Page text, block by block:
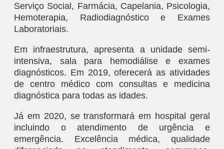
Serviço Social, Farmácia, Capelania, Psicologia,
Hemoterapia, Radiodiagnóstico e Exames
Laboratoriais.
Em infraestrutura, apresenta a unidade semi-
intensiva, sala para hemodiálise e exames
diagnósticos. Em 2019, oferecerá as atividades
de centro médico com consultas e medicina
diagnóstica para todas as idades.
Já em 2020, se transformará em hospital geral
incluindo o atendimento de urgência e
emergência. Excelência médica, qualidade